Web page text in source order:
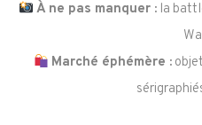
À ne pas manquer :la
Marché éphémère :